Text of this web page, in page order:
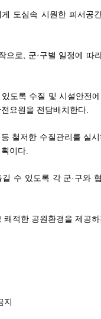
도심속 시원한 피서공
으로, 군·구별 일정에 따
도록 수질 및 시설안전
요원을 전담배치한다.
철저한 수질관리를 실
이다.
수 있도록 각 군·구와
적한 공원환경을 제공하
지